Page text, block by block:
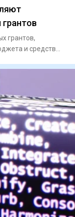
грантов,
и средств